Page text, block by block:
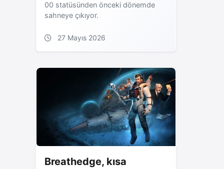
00 statüsünden önceki dönemde
sahneye çıkıyor.
27 Mayıs 2026
Breathedge, kısa